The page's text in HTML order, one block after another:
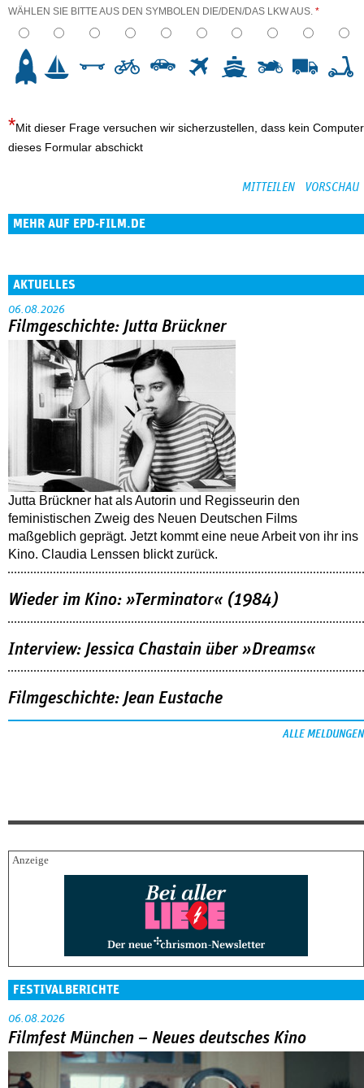
WÄHLEN SIE BITTE AUS DEN SYMBOLEN DIE/DEN/DAS LKW AUS. *
Mit dieser Frage versuchen wir sicherzustellen, dass kein Computer
dieses Formular abschickt
MEHR AUF EPD-FILM.DE
AKTUELLES
06.08.2026
Filmgeschichte: Jutta Brückner
Jutta Brückner hat als Autorin und Regisseurin den
feministischen Zweig des Neuen Deutschen Films
maßgeblich geprägt. Jetzt kommt eine neue Arbeit von ihr ins
Kino. Claudia Lenssen blickt zurück.
Wieder im Kino: »Terminator« (1984)
Interview: Jessica Chastain über »Dreams«
Filmgeschichte: Jean Eustache
ALLE MELDUNGEN
FESTIVALBERICHTE
06.08.2026
Filmfest München – Neues deutsches Kino